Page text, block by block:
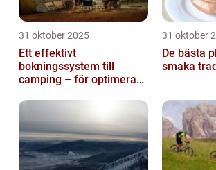
31 oktober 2025
Ett effektivt
bokningssystem till
camping – för optimerad
31 oktober
De bästa
smaka